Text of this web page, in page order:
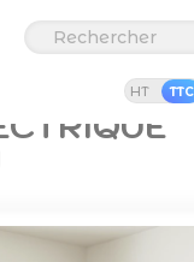
HT TTC